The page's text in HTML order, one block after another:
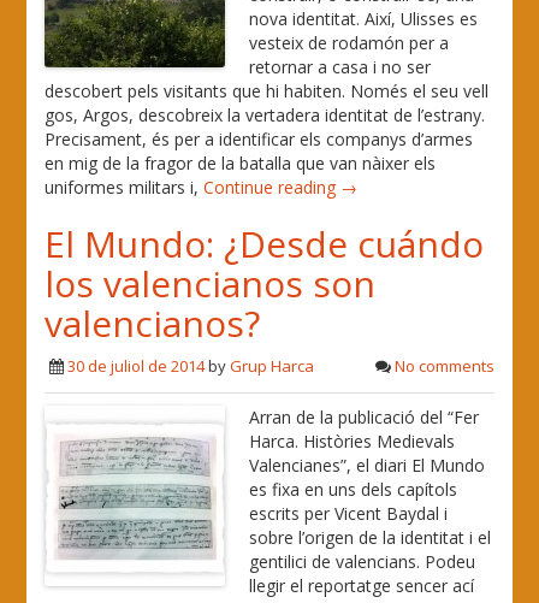
nova identitat. Així, Ulisses es
vesteix de rodamón per a
retornar a casa i no ser
descobert pels visitants que hi habiten. Només el seu vell
gos, Argos, descobreix la vertadera identitat de l’estrany.
Precisament, és per a identificar els companys d’armes
en mig de la fragor de la batalla que van nàixer els
uniformes militars i,Continue reading →
El Mundo: ¿Desde cuándo
los valencianos son
valencianos?
30 de juliol de 2014byGrup Harca No comments
Arran de la publicació del “Fer
Harca. Històries Medievals
Valencianes”, el diari El Mundo
es fixa en uns dels capítols
escrits per Vicent Baydal i
sobre l’origen de la identitat i el
gentilici de valencians. Podeu
llegir el reportatge sencer ací